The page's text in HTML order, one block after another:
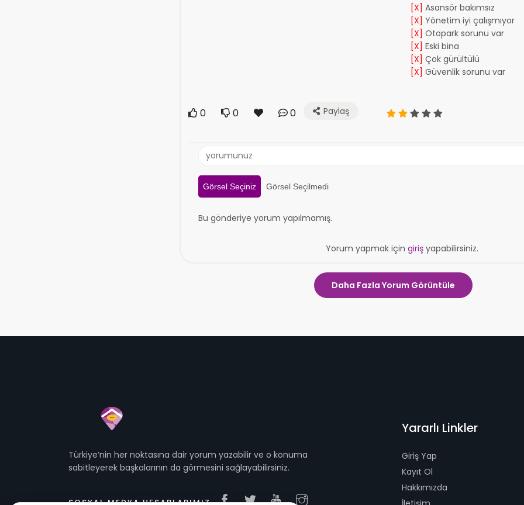
[X] Asansör bakımsız
[X] Yönetim iyi çalışmıyor
[X] Otopark sorunu var
[X] Eski bina
[X] Çok gürültülü
[X] Güvenlik sorunu var
0 0 0 Paylaş
Görsel Seçiniz Görsel Seçilmedi
Bu gönderiye yorum yapılmamış.
Yorum yapmak için girişyapabilirsiniz.
Daha Fazla Yorum Görüntüle
Türkiye’nin her noktasına dair yorum yazabilir ve o konuma
sabitleyerek başkalarının da görmesini sağlayabilirsiniz.
SOSYAL MEDYA HESAPLARIMIZ
Yararlı Linkler
Giriş Yap
Kayıt Ol
Hakkımızda